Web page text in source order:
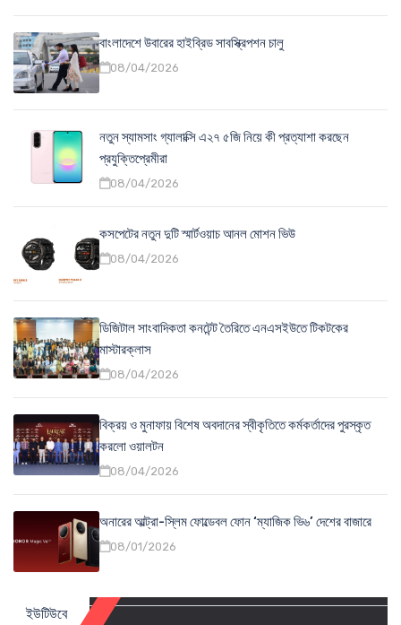
বাংলাদেশে উবারের হাইব্রিড সাবস্ক্রিপশন চালু
08/04/2026
নতুন স্যামসাং গ্যালাক্সি এ২৭ ৫জি নিয়ে কী প্রত্যাশা করছেন
প্রযুক্তিপ্রেমীরা
08/04/2026
কসপেটের নতুন দুটি স্মার্টওয়াচ আনল মোশন ভিউ
08/04/2026
ডিজিটাল সাংবাদিকতা কনটেন্ট তৈরিতে এনএসইউতে টিকটকের
মাস্টারক্লাস
08/04/2026
বিক্রয় ও মুনাফায় বিশেষ অবদানের স্বীকৃতিতে কর্মকর্তাদের পুরস্কৃত
করলো ওয়ালটন
08/04/2026
অনারের আল্ট্রা-স্লিম ফোল্ডেবল ফোন ‘ম্যাজিক ভি৬’ দেশের বাজারে
08/01/2026
ইউটিউবে